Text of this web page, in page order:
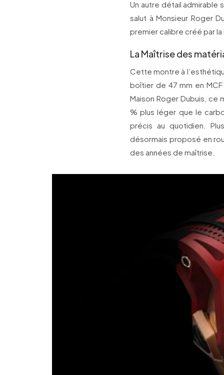
Un autre détail admirable
salut à Monsieur Roger
premier calibre créé par
La Maîtrise des
Cette montre à
boîtier de 47 mm en
Maison Roger Dubuis, ce
% plus léger que le
précis au quotidien.
désormais proposé en
des années de maîtrise.